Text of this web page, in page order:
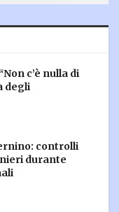
c’è nulla di
degli
controlli
durante